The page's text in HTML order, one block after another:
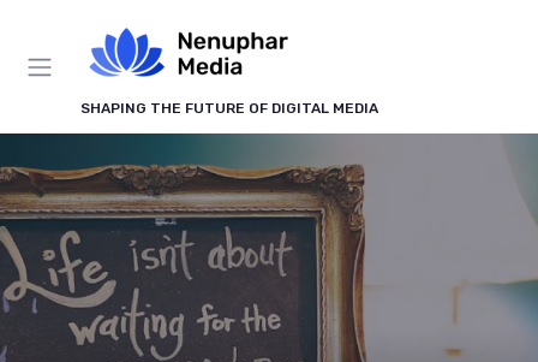
SHAPING THE FUTURE OF DIGITAL MEDIA